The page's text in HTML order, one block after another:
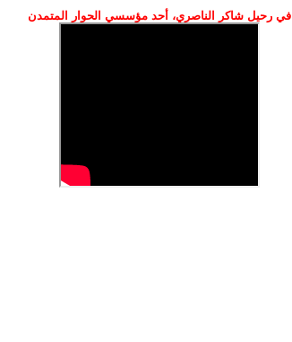
في رحيل شاكر الناصري، أحد مؤسسي الحوار المتمدن